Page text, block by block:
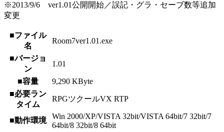
※2013/9/6 ver1.01公開開始／誤記・グラ・セーブ数等追加
変更
■ファイル
名
Room7ver1.01.exe
■バージョ
ン
1.01
■容量
9,290 KByte
■必要ラン
タイム
RPGツクールVX RTP
■動作環境
Win 2000/XP/VISTA 32bit/VISTA 64bit/7 32bit/7
64bit/8 32bit/8 64bit